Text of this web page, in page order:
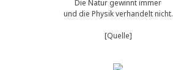
Die Natur gewinnt immer
und die Physik verhandelt nicht.
[Quelle]